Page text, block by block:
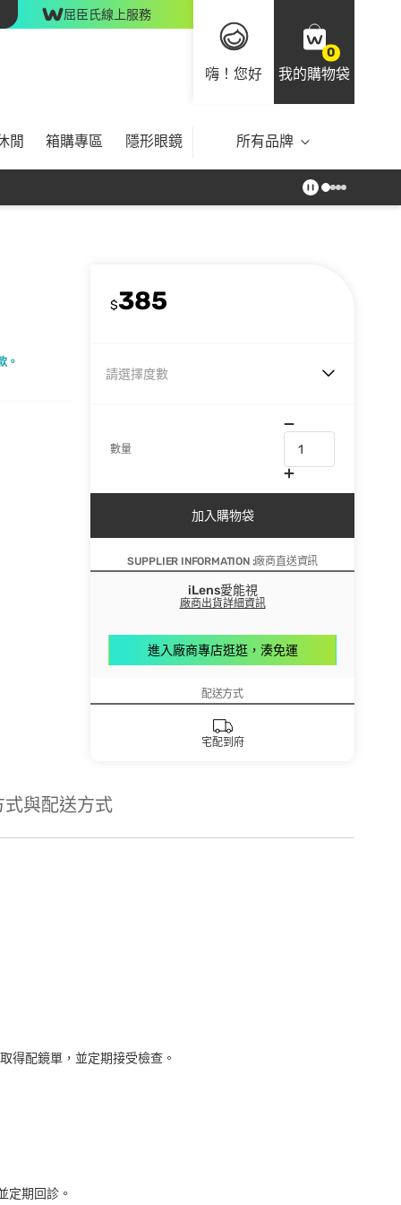
屈臣氏線上服務
嗨！您好
0
我的購物袋
閒 箱購專區 隱形眼鏡 所有品牌
。
$385
請選擇度數
數量
加入購物袋
SUPPLIER INFORMATION :廠商直送資訊
iLens愛能視
廠商出貨詳細資訊
進入廠商專店逛逛，湊免運
配送方式
宅配到府
式與配送方式
得配鏡單，並定期接受檢查。
定期回診。